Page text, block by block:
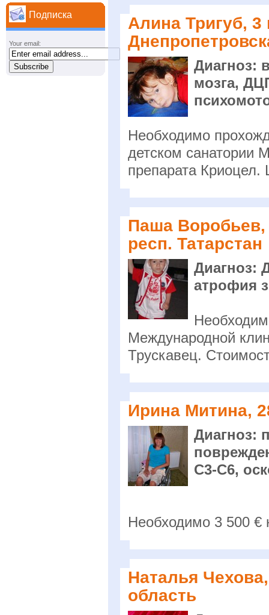
Алина Тригуб, 3
Диагноз:
мозга,
Необходимо
детском санатории
препарата
Паша
респ. Татарстан
Диагноз:
атрофия
Международной
Трускавец.
Ирина Митина,
Диагноз:
С3-С6,
Необходимо 3 500 €
Наталья
область
Подписка
Your email: